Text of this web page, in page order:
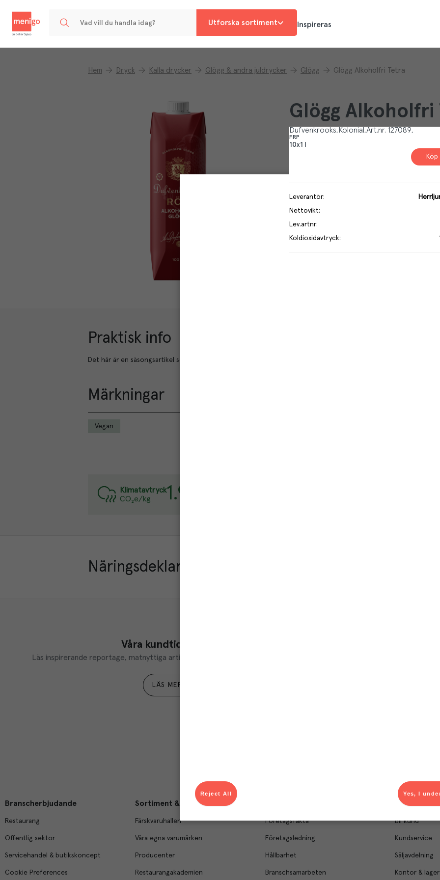
Utforska sortiment Inspireras
Hem Dryck Kalla drycker Glögg & andra juldrycker Glögg Glögg Alkoholfri Tetra
Glögg Alkoholfri
Dufvenkrooks Kolonial Art.nr. 127089
FRP
10x1 l
Köp
Leverantör:
Nettovikt:
Lev.artnr:
Koldioxidavtryck:
Praktisk info
Det här är en säsongsartikel som bara är tillgänglig vissa tider på året
Märkningar
Vegan
Klimatavtryck
CO₂e/kg
1.9
Varje kilo av varan påverkar klimatet motsvarande utsläppen av 1.9
Näringsdeklaration
Våra kundtidningar
Läs inspirerande reportage, matnyttiga artiklar och ta del av aktuella kampanjer.
LÄS MER
Du som är Menigo-
Branscherbjudande
Restaurang
Offentlig sektor
Servicehandel & butikskoncept
Cookie Preferences
Sortiment & tjänster
Färskvaruhallen
Våra egna varumärken
Producenter
Restaurangakademien
Företagsfakta
Företagsledning
Hållbarhet
Branschsamarbeten
Kontakt &
Bli kund
Kundservice
Säljavdelning
Kontor & lager
Yes, I
Reject All